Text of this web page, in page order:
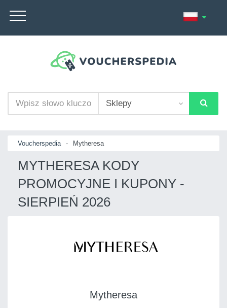
Voucherspedia - Mytheresa
MYTHERESA KODY
PROMOCYJNE I KUPONY -
SIERPIEŃ 2026
Mytheresa